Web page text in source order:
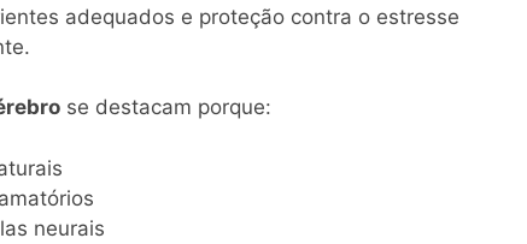
adequados e proteção contra o estresse
se destacam porque:
neurais